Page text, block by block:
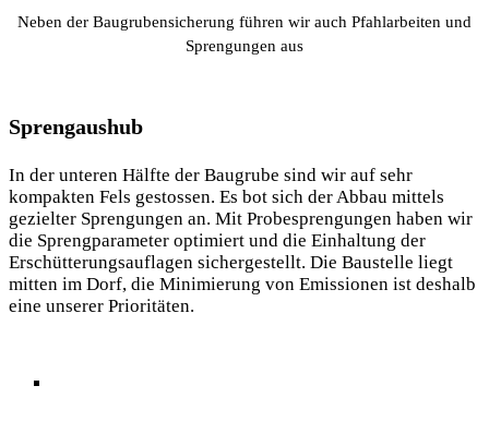
Neben der Baugrubensicherung führen wir auch Pfahlarbeiten und
Sprengungen aus
Sprengaushub
In der unteren Hälfte der Baugrube sind wir auf sehr
kompakten Fels gestossen. Es bot sich der Abbau mittels
gezielter Sprengungen an. Mit Probesprengungen haben wir
die Sprengparameter optimiert und die Einhaltung der
Erschütterungsauflagen sichergestellt. Die Baustelle liegt
mitten im Dorf, die Minimierung von Emissionen ist deshalb
eine unserer Prioritäten.